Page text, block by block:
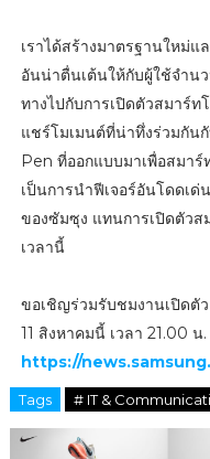
เราได้สร้างมาตรฐานใหม่
อันน่าตื่นเต้นให้กับผู้ใช้จำน
ทางไปกับการเปิดตัวสมาร์
แชร์โมเมนต์ที่น่าทึ่งร่วมกันกั
Pen ที่ออกแบบมาเพื่อสมา
เป็นการนำฟีเจอร์อันโดดเ
ของซัมซุง แทนการเปิดตัว
เวลานี้
ขอเชิญร่วมรับชมงานเปิดตั
11 สิงหาคมนี้ เวลา 21.00 น
https://
Tags # IT &